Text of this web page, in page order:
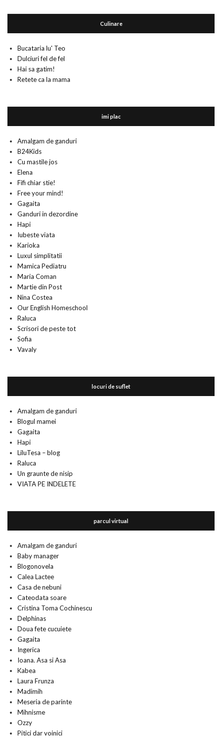
Culinare
Bucataria lu' Teo
Dulciuri fel de fel
Hai sa gatim!
Retete ca la mama
imi plac
Amalgam de ganduri
B24Kids
Cu mastile jos
Elena
Fifi chiar stie!
Free your mind!
Gagaita
Ganduri in dezordine
Hapi
Iubeste viata
Karioka
Luxul simplitatii
Mamica Pediatru
Maria Coman
Martie din Post
Nina Costea
Our English Homeschool
Raluca
Scrisori de peste tot
Sofia
Vavaly
locuri de suflet
Amalgam de ganduri
Blogul mamei
Gagaita
Hapi
LiluTesa – blog
Raluca
Un graunte de nisip
VIATA PE INDELETE
parcul virtual
Amalgam de ganduri
Baby manager
Blogonovela
Calea Lactee
Casa de nebuni
Cateodata soare
Cristina Toma Cochinescu
Delphinas
Doua fete cucuiete
Gagaita
Ingerica
Ioana. Asa si Asa
Kabea
Laura Frunza
Madimih
Meseria de parinte
Mihnisme
Ozzy
Pitici dar voinici